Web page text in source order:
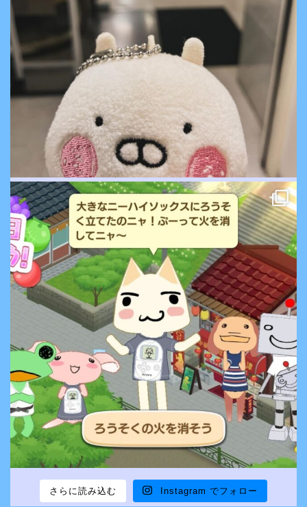
さらに読み込む Instagram でフォロー